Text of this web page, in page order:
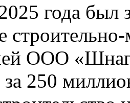
года был
ООО
за 250